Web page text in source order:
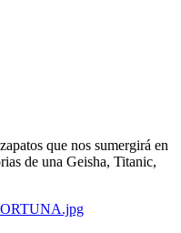
que nos sumergirá en
de una Geisha, Titanic,